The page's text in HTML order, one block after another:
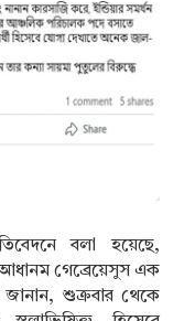
বলা হয়েছে,
গেব্রেয়েসুস এক
জানান, শুক্রবার থেকে